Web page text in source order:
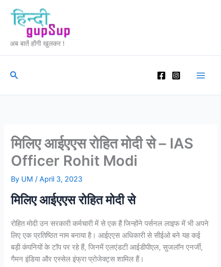
content
अब बातें होंगी खुलकर !
Search
मिलिए आईएएस रोहित मोदी से – IAS
Officer Rohit Modi
By UM/April 3, 2023
मिलिए आईएएस रोहित मोदी से
रोहित मोदी उन सरकारी कर्मचारी में से एक हैं जिन्होंने पर्सनल लाइफ में भी अपने
लिए एक प्रतिष्ठित नाम बनाया है। आईएएस अधिकारी से सीईओ बने यह कई
बड़ी कंपनियों के टॉप पर रहे हैं, जिनमें एलएंडटी आईडीपीएल, सुजलॉन एनर्जी,
गैमन इंडिया और एस्सेल इंफ्रा प्रोजेक्ट्स शामिल हैं।